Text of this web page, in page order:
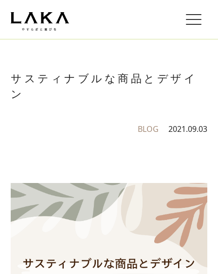
サスティナブルな商品とデザイ
ン
BLOG 2021.09.03